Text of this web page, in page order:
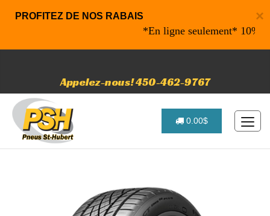
×
PROFITEZ DE NOS RABAIS
*En ligne seulement* 10% de
Appelez-nous! 450-462-9767
0.00$